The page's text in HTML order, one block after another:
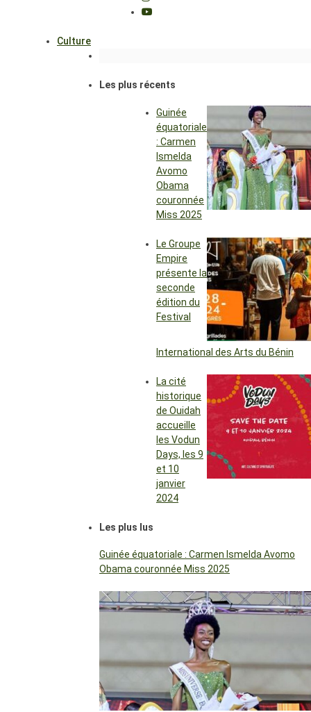
Culture
Les plus récents
Guinée
équatoriale
: Carmen
Ismelda
Avomo
Obama
couronnée
Miss 2025
Le Groupe
Empire
présente la
seconde
édition du
Festival
International des Arts du Bénin
La cité
historique
de Ouidah
accueille
les Vodun
Days, les 9
et 10
janvier
2024
Les plus lus
Guinée équatoriale : Carmen Ismelda Avomo
Obama couronnée Miss 2025